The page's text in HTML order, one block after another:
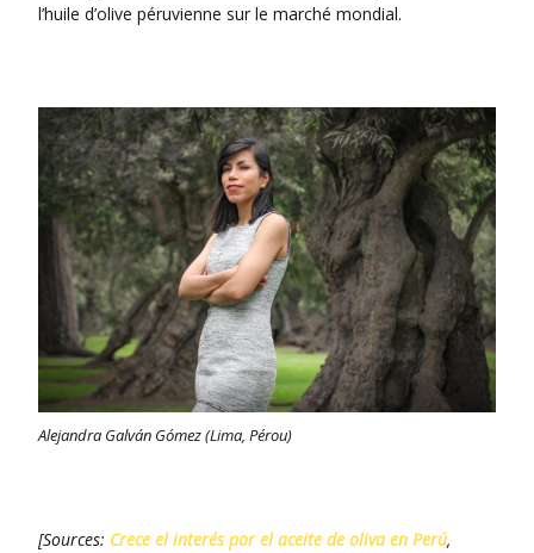
l’huile d’olive péruvienne sur le marché mondial.
Alejandra Galván Gómez (Lima, Pérou)
[Sources: Crece el interés por el aceite de oliva en Perú,